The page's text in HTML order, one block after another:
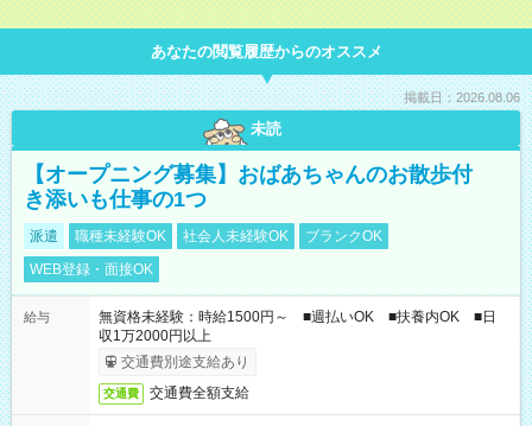
あなたの閲覧履歴からのオススメ
掲載日：2026.08.06
未読
【オープニング募集】おばあちゃんのお散歩付
き添いも仕事の1つ
派遣 職種未経験OK 社会人未経験OK
ブランクOK
WEB登録・面接OK
給与
無資格未経験：時給1500円～ ■週払いOK ■扶養内OK ■日
収1万2000円以上
交通費別途支給あり
交通費 交通費全額支給